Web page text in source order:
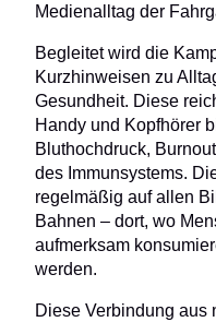
Medienalltag der
Begleitet wird die
Kurzhinweisen zu
Gesundheit. Diese
Handy und Kopfhörer
Bluthochdruck,
des Immunsystems.
regelmäßig auf allen
Bahnen – dort, wo
aufmerksam
werden.
Diese Verbindung aus